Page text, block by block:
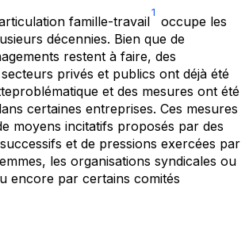
famille-travail
1
occupe les
décennies. Bien que de
restent à faire, des
privés et publics ont déjà été
et des mesures ont été
certaines entreprises. Ces mesures
moyens incitatifs proposés par des
et de pressions exercées par
les organisations syndicales ou
encore par certains comités